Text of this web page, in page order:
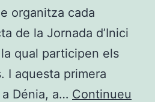
organitza cada
de la Jornada d’Inici
qual participen els
I aquesta primera
Dénia, a… Continueu